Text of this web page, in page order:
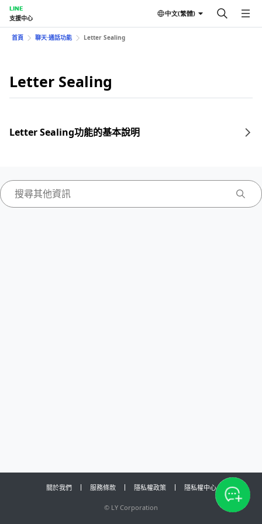
LINE
支援中心
中文(繁體)
首頁 聊天⋅通話功能 Letter Sealing
Letter Sealing
Letter Sealing功能的基本說明
關於我們 服務條款 隱私權政策 隱私權中心
© LY Corporation